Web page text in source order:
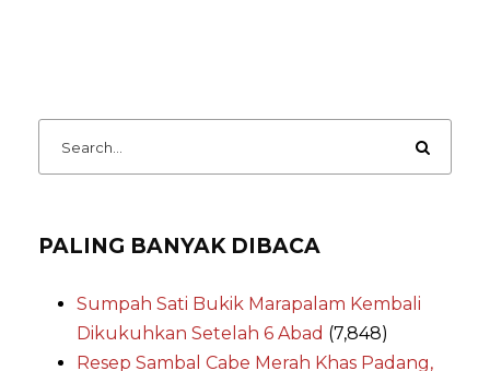
PALING BANYAK DIBACA
Sumpah Sati Bukik Marapalam Kembali
Dikukuhkan Setelah 6 Abad (7,848)
Resep Sambal Cabe Merah Khas Padang,